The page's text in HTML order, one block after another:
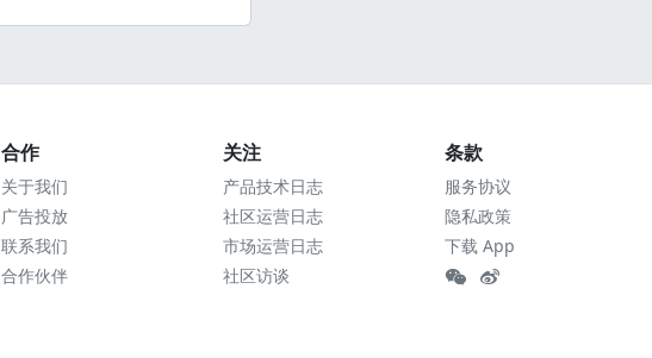
合作
关于我们
广告投放
联系我们
合作伙伴
关注
产品技术日志
社区运营日志
市场运营日志
社区访谈
条款
服务协议
隐私政策
下载 App